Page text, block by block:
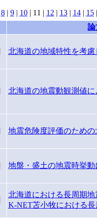
8| 9| 10| 11 | 12 | 13| 14| 15|
論
北海道の地域特性を考
北海道の地震動観測値
地震危険度評価のため
地盤・盛土の地震時挙
北海道における長周期地
K-NET苫小牧における長